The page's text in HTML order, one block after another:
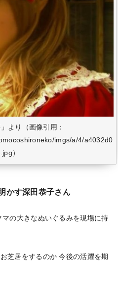
より（画像引用：
imgs/a/4/a4032d0
）
かす深田恭子さん
マの大きなぬいぐるみを現場に持
芝居をするのか 今後の活躍を期